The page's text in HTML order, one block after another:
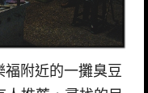
附近的一攤臭豆